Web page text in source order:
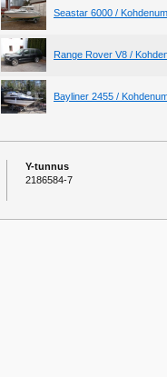
Seastar 6000 /
Range Rover V8 /
Bayliner 2455 /
Y-tunnus
2186584-7